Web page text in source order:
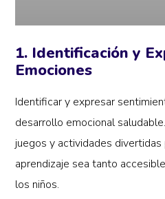
1. Identificación y
Emociones
Identificar y expresar
desarrollo emocional
juegos y actividades
aprendizaje sea tanto
los niños.